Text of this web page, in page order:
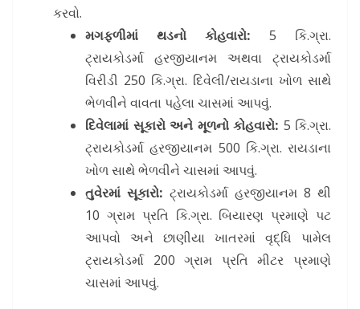
કરવો.
મગફળીમાં થડનો કોહવારો: 5 કિ.ગ્રા.
ટ્રાયકોડર્મા હરજીયાનમ અથવા ટ્રાયકોડર્મા
વિરીડી 250 કિ.ગ્રા. દિવેલી/રાયડાના ખોળ સાથે
ભેળવીને વાવતા પહેલા ચાસમાં આપવું.
દિવેલામાં સૂકારો અને મૂળનો કોહવારો: 5 કિ.ગ્રા.
ટ્રાયકોડર્મા હરજીયાનમ 500 કિ.ગ્રા. રાયડાના
ખોળ સાથે ભેળવીને ચાસમાં આપવું.
તુવેરમાં સૂકારો: ટ્રાયકોડર્મા હરજીયાનમ 8 થી
10 ગ્રામ પ્રતિ કિ.ગ્રા. બિયારણ પ્રમાણે પટ
આપવો અને છાણીયા ખાતરમાં વૃદ્ધિ પામેલ
ટ્રાયકોડર્મા 200 ગ્રામ પ્રતિ મીટર પ્રમાણે
ચાસમાં આપવું.